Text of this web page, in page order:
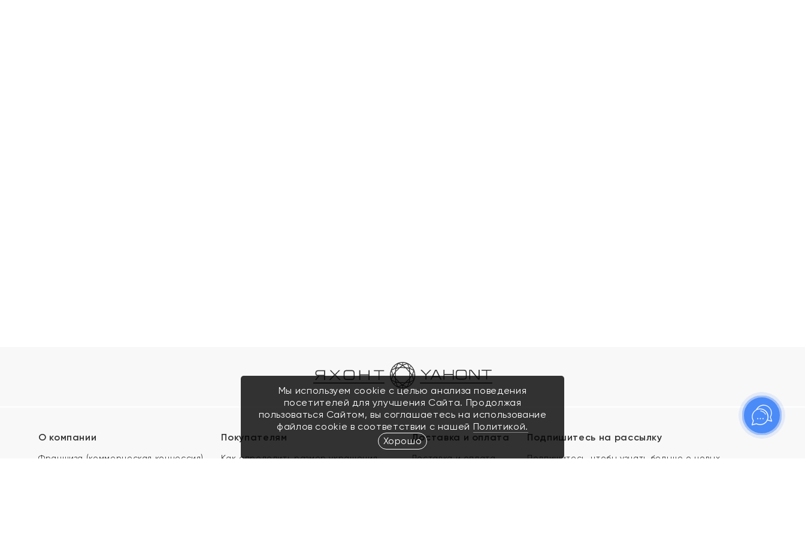
О компании
Франшиза (коммерческая концессия)
Покупателям
Как определить размер украшения
Доставка и оплата
Доставка и оплата
Подпишитесь на рассылку
Подпишитесь, чтобы узнать больше о новых
Мы используем cookie с целью анализа поведения
посетителей для улучшения Сайта. Продолжая
пользоваться Сайтом, вы соглашаетесь на использование
файлов cookie в соответствии с нашей Политикой.
Хорошо